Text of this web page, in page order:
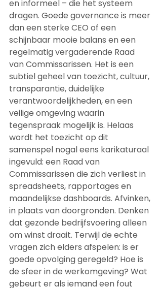
en informeel – die het systeem
dragen. Goede governance is meer
dan een sterke CEO of een
schijnbaar mooie balans en een
regelmatig vergaderende Raad
van Commissarissen. Het is een
subtiel geheel van toezicht, cultuur,
transparantie, duidelijke
verantwoordelijkheden, en een
veilige omgeving waarin
tegenspraak mogelijk is. Helaas
wordt het toezicht op dit
samenspel nogal eens karikaturaal
ingevuld: een Raad van
Commissarissen die zich verliest in
spreadsheets, rapportages en
maandelijkse dashboards. Afvinken,
in plaats van doorgronden. Denken
dat gezonde bedrijfsvoering alleen
om winst draait. Terwijl de echte
vragen zich elders afspelen: is er
goede opvolging geregeld? Hoe is
de sfeer in de werkomgeving? Wat
gebeurt er als iemand een fout